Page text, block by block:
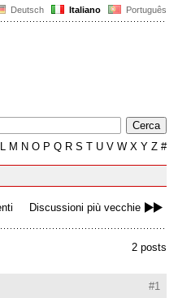
Deutsch Italiano Português
L M N O P Q R S T U V W X Y Z #
Discussioni più vecchie
2 posts
#1